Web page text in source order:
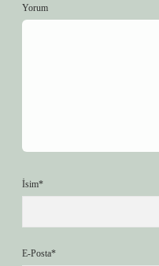
Yorum
İsim*
E-Posta*